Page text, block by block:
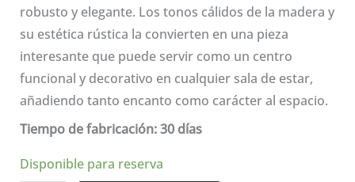
robusto y elegante. Los tonos cálidos de la madera y
su estética rústica la convierten en una pieza
interesante que puede servir como un centro
funcional y decorativo en cualquier sala de estar,
añadiendo tanto encanto como carácter al espacio.
Tiempo de fabricación: 30 días
Disponible para reserva